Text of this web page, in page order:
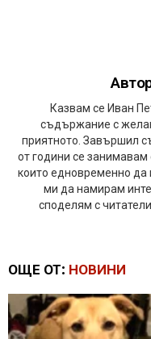
Казвам се Иван
съдържание с
приятното. Завършил
от години се
които едновременно да
ми да намирам
споделям с
ОЩЕ ОТ: НОВИНИ